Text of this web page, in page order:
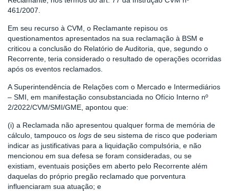
461/2007.
Em seu recurso à CVM, o Reclamante repisou os
questionamentos apresentados na sua reclamação à BSM e
criticou a conclusão do Relatório de Auditoria, que, segundo o
Recorrente, teria considerado o resultado de operações ocorridas
após os eventos reclamados.
A Superintendência de Relações com o Mercado e Intermediários
– SMI, em manifestação consubstanciada no Ofício Interno nº
2/2022/CVM/SMI/GME, apontou que:
(i) a Reclamada não apresentou qualquer forma de memória de
cálculo, tampouco os logs de seu sistema de risco que poderiam
indicar as justificativas para a liquidação compulsória, e não
mencionou em sua defesa se foram consideradas, ou se
existiam, eventuais posições em aberto pelo Recorrente além
daquelas do próprio pregão reclamado que porventura
influenciaram sua atuação; e